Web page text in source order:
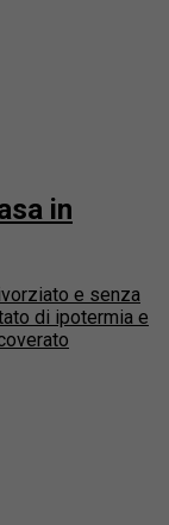
in
e senza
di ipotermia e